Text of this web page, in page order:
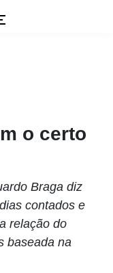
o certo
Braga diz
contados e
relação do
baseada na